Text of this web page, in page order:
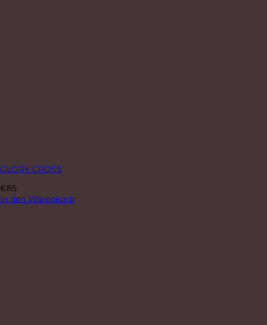
GLORY CROSS
€85
In den Warenkorb